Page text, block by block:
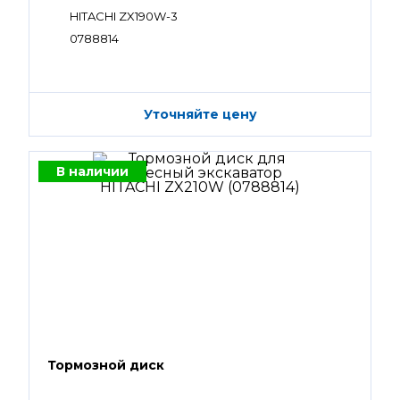
HITACHI ZX190W-3
0788814
Уточняйте цену
В наличии
Тормозной диск